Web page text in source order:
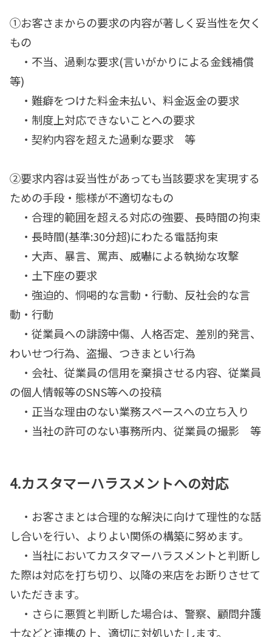
①お客さまからの要求の内容が著しく妥当性を欠く
もの
・不当、過剰な要求(言いがかりによる金銭補償
等)
・難癖をつけた料金未払い、料金返金の要求
・制度上対応できないことへの要求
・契約内容を超えた過剰な要求 等
②要求内容は妥当性があっても当該要求を実現する
ための手段・態様が不適切なもの
・合理的範囲を超える対応の強要、長時間の拘束
・長時間(基準:30分超)にわたる電話拘束
・大声、暴言、罵声、威嚇による執拗な攻撃
・土下座の要求
・強迫的、恫喝的な言動・行動、反社会的な言
動・行動
・従業員への誹謗中傷、人格否定、差別的発言、
わいせつ行為、盗撮、つきまとい行為
・会社、従業員の信用を棄損させる内容、従業員
の個人情報等のSNS等への投稿
・正当な理由のない業務スペースへの立ち入り
・当社の許可のない事務所内、従業員の撮影 等
4.カスタマーハラスメントへの対応
・お客さまとは合理的な解決に向けて理性的な話
し合いを行い、よりよい関係の構築に努めます。
・当社においてカスタマーハラスメントと判断し
た際は対応を打ち切り、以降の来店をお断りさせて
いただきます。
・さらに悪質と判断した場合は、警察、顧問弁護
士などと連携の上、適切に対処いたします。